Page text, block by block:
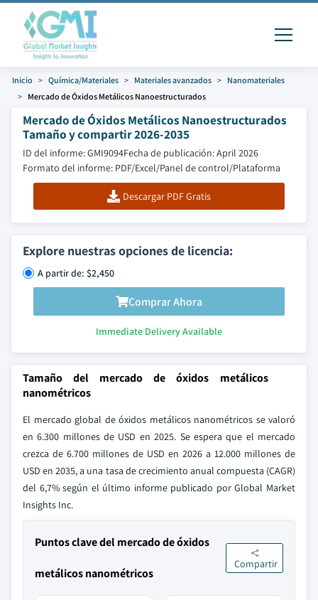
Inicio Química/Materiales Materiales avanzados
Nanomateriales
Mercado de Óxidos Metálicos Nanoestructurados
Mercado de Óxidos Metálicos Nanoestructurados
Tamaño y compartir 2026-2035
ID del informe: GMI9094Fecha de publicación: April 2026
Formato del informe: PDF/Excel/Panel de control/Plataforma
Descargar PDF Gratis
Explore nuestras opciones de licencia:
A partir de: $2,450
Comprar Ahora
Immediate Delivery Available
Tamaño del mercado de óxidos metálicos
nanométricos
El mercado global de óxidos metálicos nanométricos se valoró
en 6.300 millones de USD en 2025. Se espera que el mercado
crezca de 6.700 millones de USD en 2026 a 12.000 millones de
USD en 2035, a una tasa de crecimiento anual compuesta (CAGR)
del 6,7% según el último informe publicado por Global Market
Insights Inc.
Puntos clave del mercado de óxidos
metálicos nanométricos
Compartir